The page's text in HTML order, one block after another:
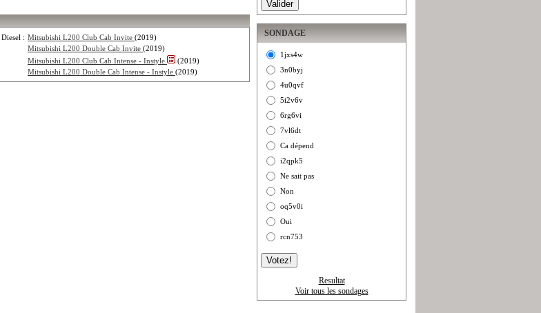
Diesel : Mitsubishi L200 Club Cab Invite (2019)
Mitsubishi L200 Double Cab Invite (2019)
Mitsubishi L200 Club Cab Intense - Instyle
(2019)
Mitsubishi L200 Double Cab Intense - Instyle (2019)
SONDAGE
1jxs4w
3n0byj
4u0qvf
5i2v6v
6rg6vi
7vl6dt
Ca dépend
i2qpk5
Ne sait pas
Non
oq5v0i
Oui
rcn753
Resultat
Voir tous les sondages